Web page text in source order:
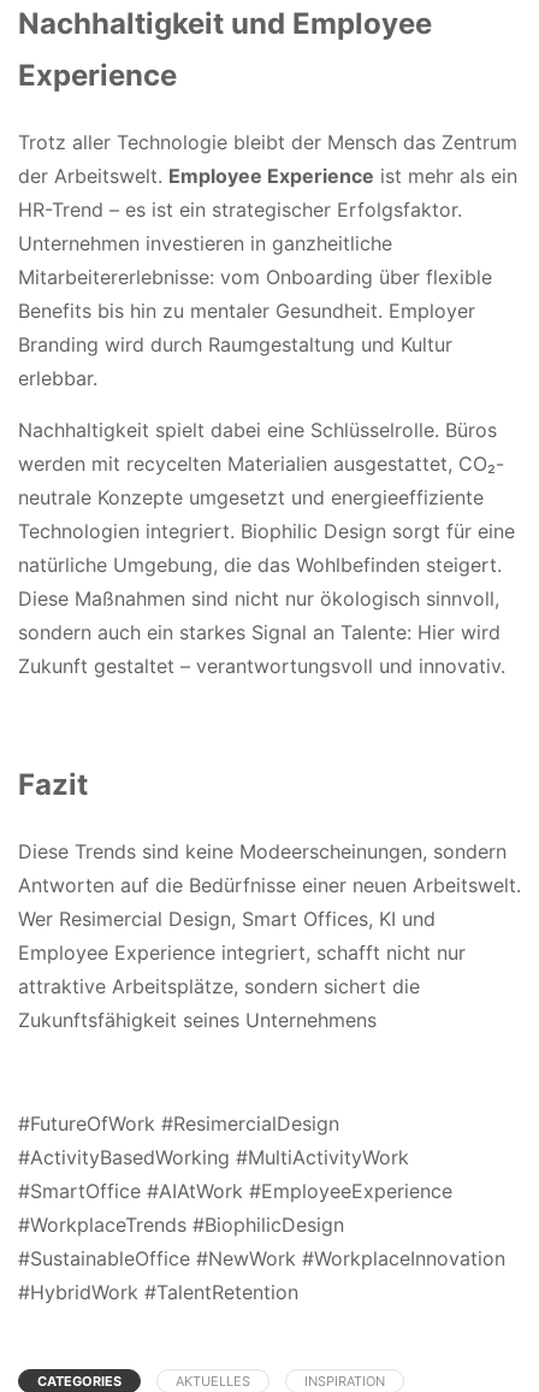
Nachhaltigkeit und Employee
Experience
Trotz aller Technologie bleibt der Mensch das Zentrum
der Arbeitswelt. Employee Experience ist mehr als ein
HR-Trend – es ist ein strategischer Erfolgsfaktor.
Unternehmen investieren in ganzheitliche
Mitarbeitererlebnisse: vom Onboarding über flexible
Benefits bis hin zu mentaler Gesundheit. Employer
Branding wird durch Raumgestaltung und Kultur
erlebbar.
Nachhaltigkeit spielt dabei eine Schlüsselrolle. Büros
werden mit recycelten Materialien ausgestattet, CO₂-
neutrale Konzepte umgesetzt und energieeffiziente
Technologien integriert. Biophilic Design sorgt für eine
natürliche Umgebung, die das Wohlbefinden steigert.
Diese Maßnahmen sind nicht nur ökologisch sinnvoll,
sondern auch ein starkes Signal an Talente: Hier wird
Zukunft gestaltet – verantwortungsvoll und innovativ.
Fazit
Diese Trends sind keine Modeerscheinungen, sondern
Antworten auf die Bedürfnisse einer neuen Arbeitswelt.
Wer Resimercial Design, Smart Offices, KI und
Employee Experience integriert, schafft nicht nur
attraktive Arbeitsplätze, sondern sichert die
Zukunftsfähigkeit seines Unternehmens
#FutureOfWork #ResimercialDesign
#ActivityBasedWorking #MultiActivityWork
#SmartOffice #AIAtWork #EmployeeExperience
#WorkplaceTrends #BiophilicDesign
#SustainableOffice #NewWork #WorkplaceInnovation
#HybridWork #TalentRetention
CATEGORIES AKTUELLES INSPIRATION